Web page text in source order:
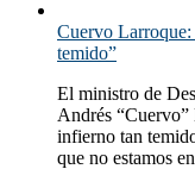
Cuervo Larroque:
temido”
El ministro de
Andrés “Cuervo”
infierno tan
que no estamos